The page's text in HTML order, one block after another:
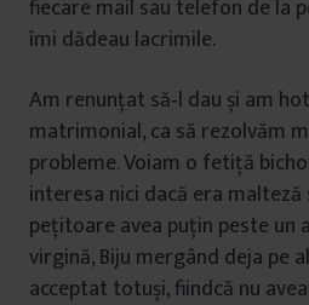
fiecare mail sau telefon de la
îmi dădeau lacrimile.
Am renunțat să‑l dau și am
matrimonial, ca să rezolvăm
probleme. Voiam o fetiță
interesa nici dacă era malteză
pețitoare avea puțin peste un
virgină, Biju mergând deja pe
acceptat totuși, fiindcă nu